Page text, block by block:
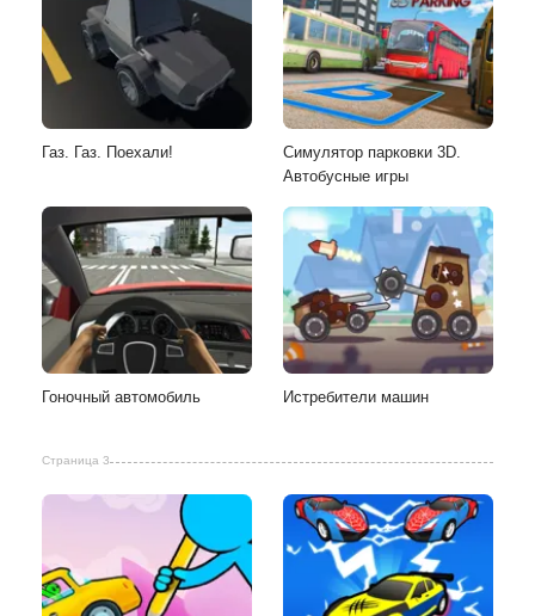
Газ. Газ. Поехали!
Симулятор парковки 3D.
Автобусные игры
Гоночный автомобиль Истребители машин
Страница 3